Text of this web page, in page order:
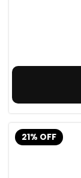
21% OFF